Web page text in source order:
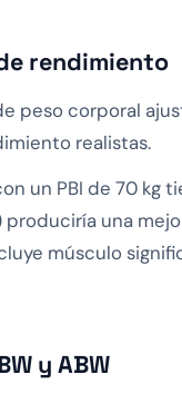
rendimiento
peso corporal
realistas.
un PBI de 70 kg
una
músculo
y ABW